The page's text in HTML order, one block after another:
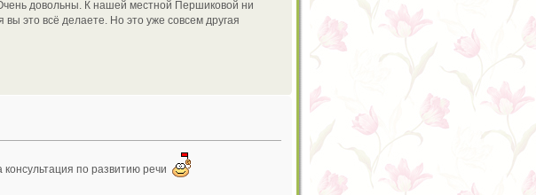
довольны. К нашей местной Першиковой ни
это всё делаете. Но это уже совсем другая
консультация по развитию речи